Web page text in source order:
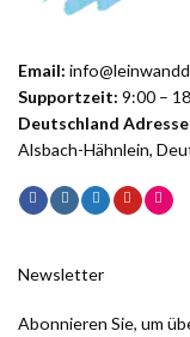
Email:
Supportzeit: 9:00 –
Deutschland Adresse
Alsbach-Hähnlein,
Newsletter
Abonnieren Sie, um